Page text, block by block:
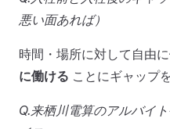
悪い面あれば）
時間・場所に対して自由
に働ける ことにギャップ
Q.来栖川電算のアルバイ